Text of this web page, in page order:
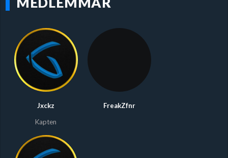
Jxckz
Kapten
FreakZfnr